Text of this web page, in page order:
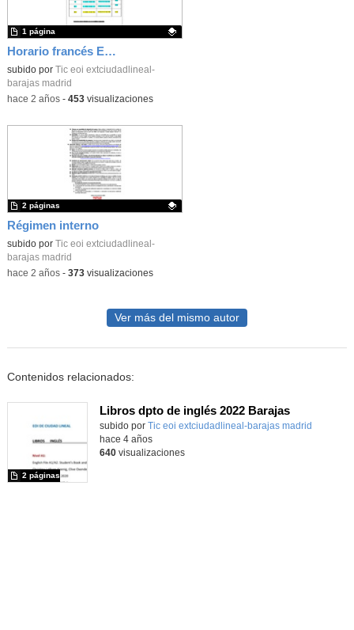
Horario francés EXT Barajas
Contenido educativo.
subido por Tic eoi extciudadlineal-
barajas madrid
1 página
-hace 2 años- 453visualizaciones
Régimen interno
Contenido educativo.
subido por Tic eoi extciudadlineal-
barajas madrid
2 páginas
-hace 2 años- 373visualizaciones
Ver más del mismo autor
Contenidos relacionados:
Libros dpto de inglés 2022 Barajas
Contenido educativo.
subido por Tic eoi extciudadlineal-barajas madrid
2 páginas
hace 4 años
640visualizaciones